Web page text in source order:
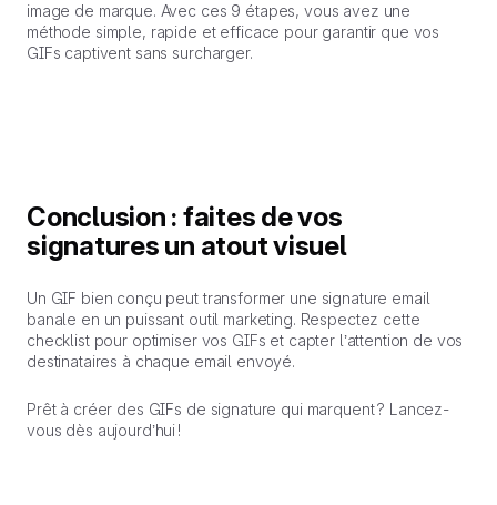
image de marque. Avec ces 9 étapes, vous avez une
méthode simple, rapide et efficace pour garantir que vos
GIFs captivent sans surcharger.
Conclusion : faites de vos
signatures un atout visuel
Un GIF bien conçu peut transformer une signature email
banale en un puissant outil marketing. Respectez cette
checklist pour optimiser vos GIFs et capter l’attention de vos
destinataires à chaque email envoyé.
Prêt à créer des GIFs de signature qui marquent ? Lancez-
vous dès aujourd’hui !